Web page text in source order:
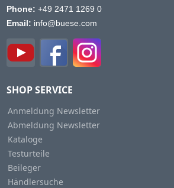
Phone: +49 2471 1269 0
Email: info@buese.com
SHOP SERVICE
Anmeldung Newsletter
Abmeldung Newsletter
Kataloge
Testurteile
Beileger
Händlersuche